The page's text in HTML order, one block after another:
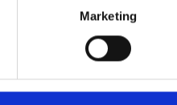
Marketing